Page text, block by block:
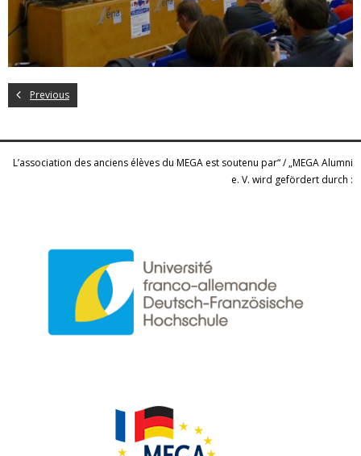
Previous
L’association des anciens élèves du MEGA est soutenu par“ / „MEGA Alumni
e. V. wird gefördert durch :